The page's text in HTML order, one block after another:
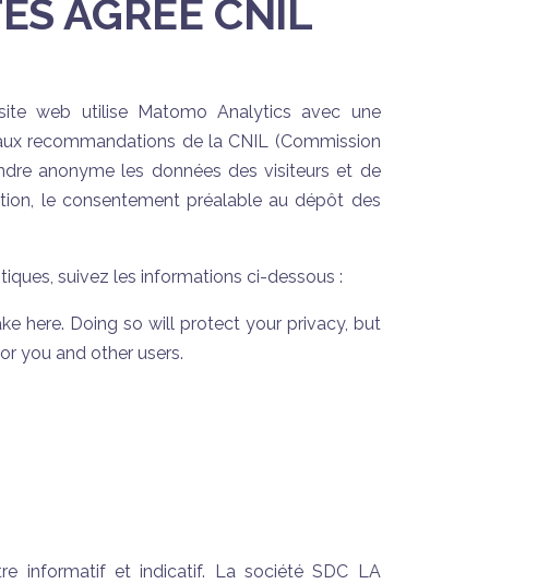
AGRÉÉ CNIL
web utilise Matomo Analytics avec une
recommandations de la CNIL (Commission
anonyme les données des visiteurs et de
le consentement préalable au dépôt des
suivez les informations ci-dessous :
here. Doing so will protect your privacy, but
you and other users.
informatif et indicatif. La société SDC LA